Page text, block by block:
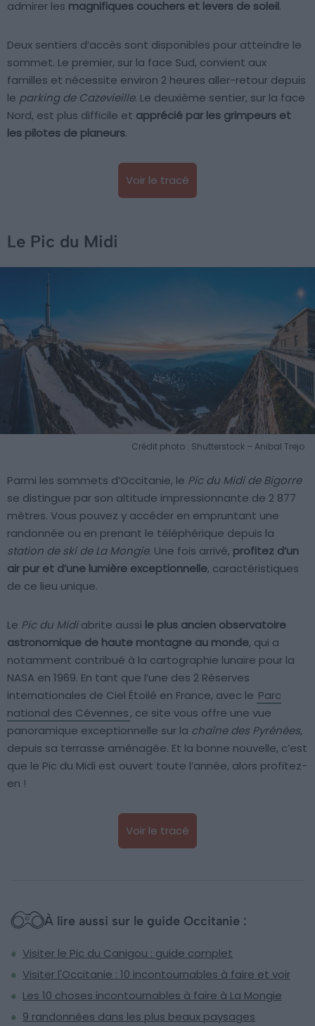
admirer les magnifiques couchers et levers de soleil.
Deux sentiers d’accès sont disponibles pour atteindre le
sommet. Le premier, sur la face Sud, convient aux
familles et nécessite environ 2 heures aller-retour depuis
le parking de Cazevieille. Le deuxième sentier, sur la face
Nord, est plus difficile et apprécié par les grimpeurs et
les pilotes de planeurs.
Voir le tracé
Le Pic du Midi
Crédit photo : Shutterstock – Anibal Trejo
Parmi les sommets d’Occitanie, le Pic du Midi de Bigorre
se distingue par son altitude impressionnante de 2 877
mètres. Vous pouvez y accéder en empruntant une
randonnée ou en prenant le téléphérique depuis la
station de ski de La Mongie. Une fois arrivé, profitez d’un
air pur et d’une lumière exceptionnelle, caractéristiques
de ce lieu unique.
Le Pic du Midiabrite aussi le plus ancien observatoire
astronomique de haute montagne au monde, qui a
notamment contribué à la cartographie lunaire pour la
NASA en 1969. En tant que l’une des 2 Réserves
internationales de Ciel Étoilé en France, avec le Parc
national des Cévennes, ce site vous offre une vue
panoramique exceptionnelle sur la chaîne des Pyrénées,
depuis sa terrasse aménagée. Et la bonne nouvelle, c’est
que le Pic du Midi est ouvert toute l’année, alors profitez-
en !
Voir le tracé
À lire aussi sur le guide Occitanie :
Visiter le Pic du Canigou : guide complet
Visiter l'Occitanie : 10 incontournables à faire et voir
Les 10 choses incontournables à faire à La Mongie
9 randonnées dans les plus beaux paysages